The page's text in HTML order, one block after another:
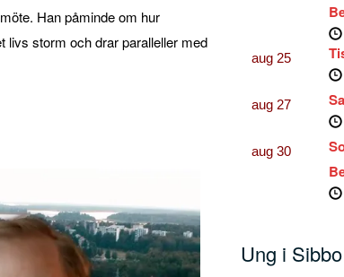
Han påminde om hur
livs storm och drar paralleller med
aug 25
aug 27
aug 30
Ung i Sibbo